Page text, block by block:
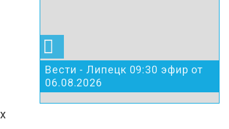
Вести - Липецк 09:30 эфир от
06.08.2026